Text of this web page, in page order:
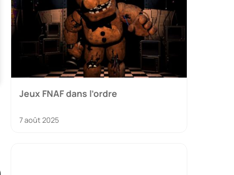
Jeux FNAF dans l’ordre
7 août 2025